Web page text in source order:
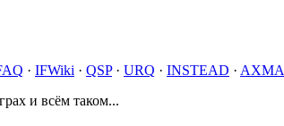
· IFWiki · QSP· URQ · INSTEAD · AXMA
и всём таком...